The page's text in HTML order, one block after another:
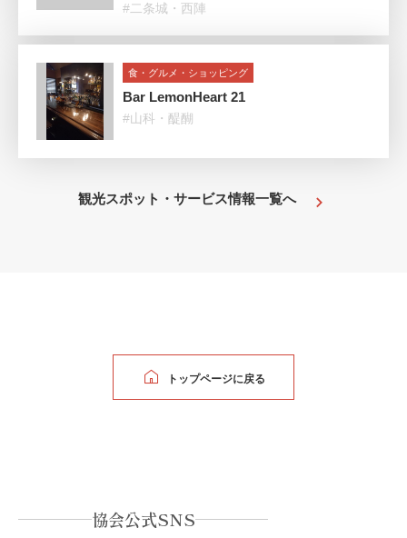
#二条城・西陣
食・グルメ・ショッピング
Bar LemonHeart 21
#山科・醍醐
観光スポット・サービス情報一覧へ
トップページに戻る
協会公式SNS